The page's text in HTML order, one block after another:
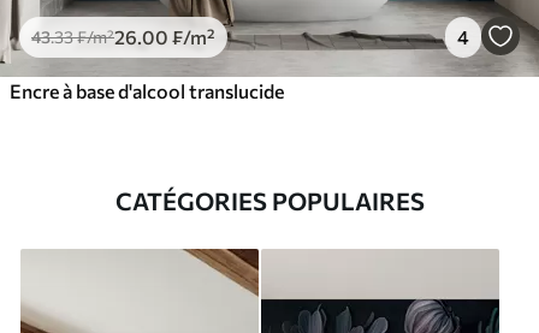
43.33₣/m²26 .00 ₣/m² 4
Encre à base d'alcool translucide
CATÉGORIES POPULAIRES